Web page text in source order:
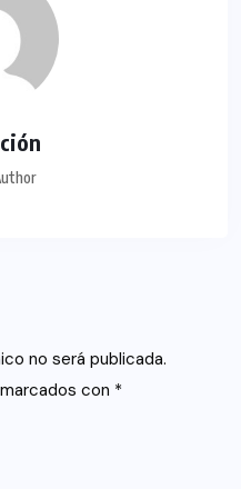
no será publicada.
con *